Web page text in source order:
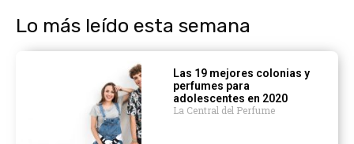
Lo más leído esta semana
Las 19 mejores colonias y
perfumes para
adolescentes en 2020
La Central del Perfume